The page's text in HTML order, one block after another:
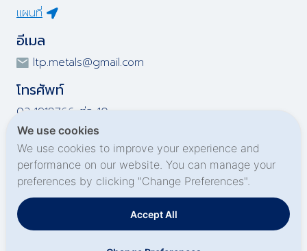
แผนที่
อีเมล
ltp.metals@gmail.com
โทรศัพท์
02-1918766 ต่อ 10
02-1918767 ต่อ 10
02-1919695 ต่อ 10
02-1919696 ต่อ 10
Social Media
We use cookies
We use cookies to improve your experience and
performance on our website. You can manage your
preferences by clicking "Change Preferences".
Accept All